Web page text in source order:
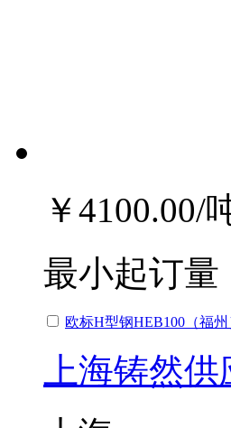
￥4100.00/
最小起订量
欧标H型钢HEB100（福
上海铸然